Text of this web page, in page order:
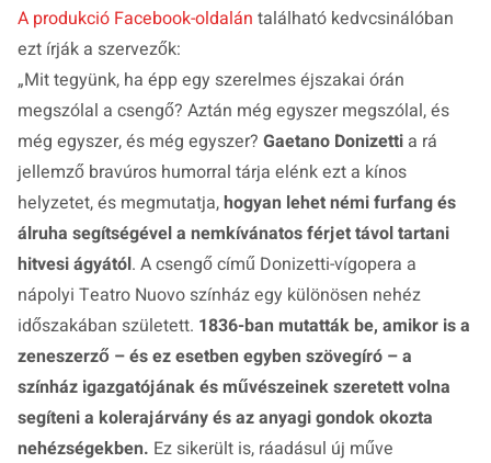
A produkció Facebook-oldalán található kedvcsinálóban
ezt írják a szervezők:
„Mit tegyünk, ha épp egy szerelmes éjszakai órán
megszólal a csengő? Aztán még egyszer megszólal, és
még egyszer, és még egyszer? Gaetano Donizetti a rá
jellemző bravúros humorral tárja elénk ezt a kínos
helyzetet, és megmutatja,hogyan lehet némi furfang és
álruha segítségével a nemkívánatos férjet távol tartani
hitvesi ágyától. A csengő című Donizetti-vígopera a
nápolyi Teatro Nuovo színház egy különösen nehéz
időszakában született. 1836-ban mutatták be, amikor is a
zeneszerző – és ez esetben egyben szövegíró – a
színház igazgatójának és művészeinek szeretett volna
segíteni a kolerajárvány és az anyagi gondok okozta
nehézségekben. Ez sikerült is, ráadásul új műve